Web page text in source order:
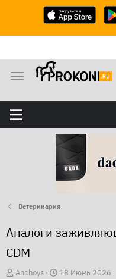
М
н
ю
Ветеринария
Аналоги
CDM
А
Anchoys
Д18 Июнь 2026